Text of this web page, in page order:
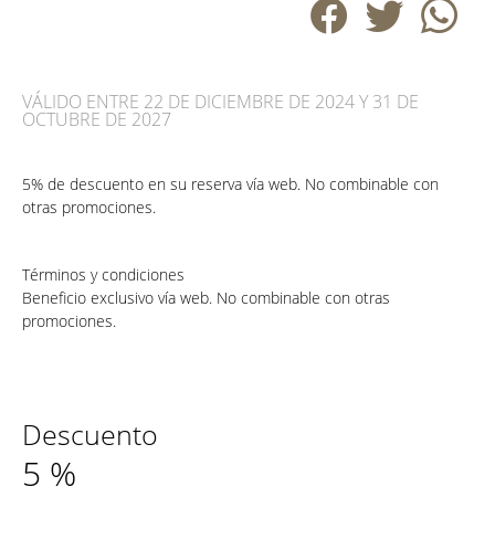
VÁLIDO ENTRE 22 DE DICIEMBRE DE 2024 Y 31 DE
OCTUBRE DE 2027
5% de descuento en su reserva vía web. No combinable con
otras promociones.
Términos y condiciones
Beneficio exclusivo vía web. No combinable con otras
promociones.
Descuento
5 %